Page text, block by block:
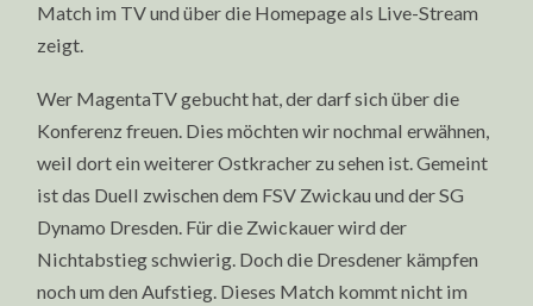
Match im TV und über die Homepage als Live-Stream
zeigt.
Wer MagentaTV gebucht hat, der darf sich über die
Konferenz freuen. Dies möchten wir nochmal erwähnen,
weil dort ein weiterer Ostkracher zu sehen ist. Gemeint
ist das Duell zwischen dem FSV Zwickau und der SG
Dynamo Dresden. Für die Zwickauer wird der
Nichtabstieg schwierig. Doch die Dresdener kämpfen
noch um den Aufstieg. Dieses Match kommt nicht im